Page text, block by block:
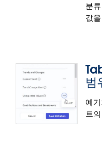
Tableau Pulse:
있습니다. 이제 Pulse에
표시되는 차원 값의 백
다.
이 기능은 정식 출시되
분
값
Tableau Pulse:
범
예
트